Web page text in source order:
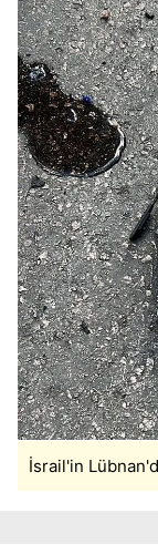
İsrail'in